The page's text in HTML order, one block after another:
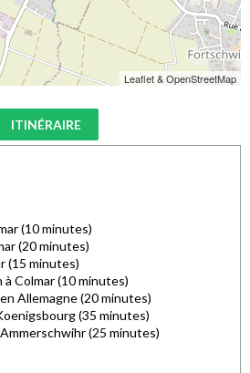
Leaflet & OpenStreetMap
ITINÉRAIRE
(10 minutes)
(20 minutes)
(15 minutes)
Colmar (10 minutes)
Allemagne (20 minutes)
(35 minutes)
(25 minutes)